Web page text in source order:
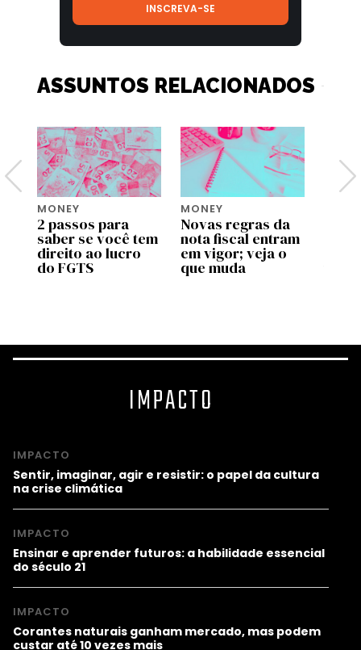
ASSUNTOS RELACIONADOS
MONEY
2 passos para
saber se você tem
direito ao lucro
do FGTS
MONEY
Novas regras da
nota fiscal entram
em vigor; veja o
que muda
IMPACTO
IMPACTO
Sentir, imaginar, agir e resistir: o papel da cultura
na crise climática
IMPACTO
Ensinar e aprender futuros: a habilidade essencial
do século 21
IMPACTO
Corantes naturais ganham mercado, mas podem
custar até 10 vezes mais